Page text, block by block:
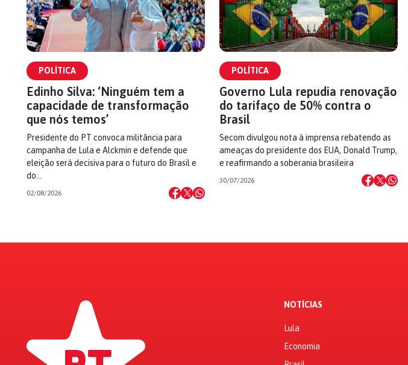
POLÍTICA
Edinho Silva: ‘Ninguém tem a
capacidade de transformação
que nós temos’
Presidente do PT convoca militância para
campanha de Lula e Alckmin e defende que
eleição será decisiva para o futuro do Brasil e
do…
02/08/2026
POLÍTICA
Governo Lula repudia renovação
do tarifaço de 50% contra o
Brasil
Secom divulgou nota à imprensa rebatendo as
ameaças do presidente dos EUA, Donald Trump,
e reafirmando a soberania brasileira
30/07/2026
NOTÍCIAS
Lula
Economia